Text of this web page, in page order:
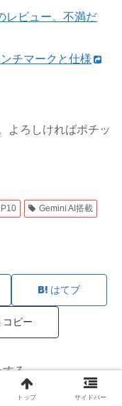
レビュー。不満だ
チマークと仕様
よろしければポチッ
Gemini AI搭載
はてブ
コピー
する
トップ サイドバー